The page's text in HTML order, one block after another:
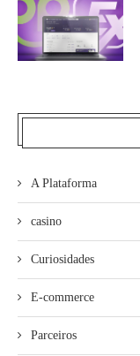
A Plataforma
casino
Curiosidades
E-commerce
Parceiros